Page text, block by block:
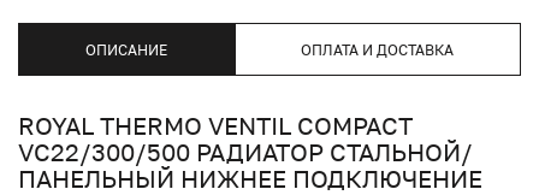
ОПИСАНИЕ ОПЛАТА И ДОСТАВКА
ROYAL THERMO VENTIL COMPACT
VC22/300/500 РАДИАТОР СТАЛЬНОЙ/
ПАНЕЛЬНЫЙ НИЖНЕЕ ПОДКЛЮЧЕНИЕ